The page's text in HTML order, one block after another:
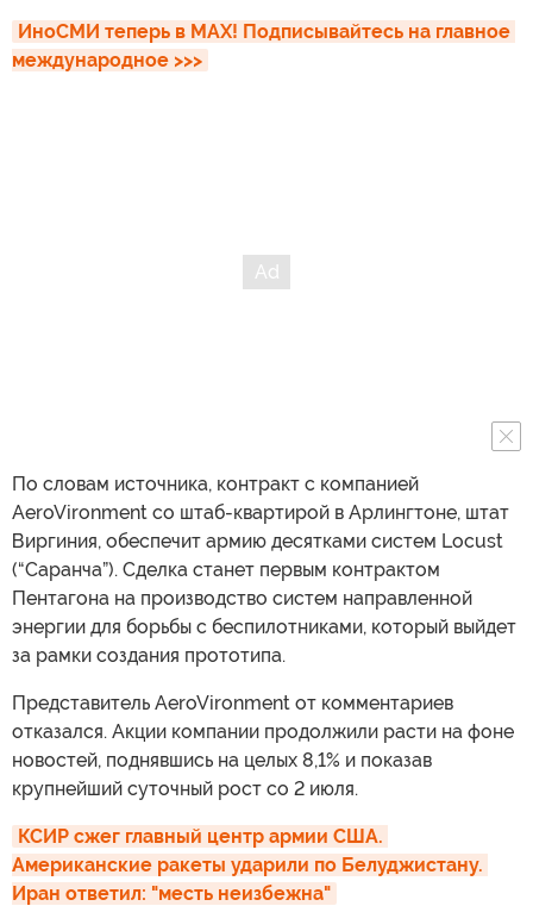
ИноСМИ теперь в MAX! Подписывайтесь на главное
международное >>>
По словам источника, контракт с компанией
AeroVironment со штаб-квартирой в Арлингтоне, штат
Виргиния, обеспечит армию десятками систем Locust
(“Саранча”). Сделка станет первым контрактом
Пентагона на производство систем направленной
энергии для борьбы с беспилотниками, который выйдет
за рамки создания прототипа.
Представитель AeroVironment от комментариев
отказался. Акции компании продолжили расти на фоне
новостей, поднявшись на целых 8,1% и показав
крупнейший суточный рост со 2 июля.
КСИР сжег главный центр армии США.
Американские ракеты ударили по Белуджистану.
Иран ответил: "месть неизбежна"